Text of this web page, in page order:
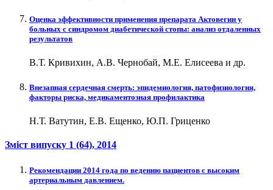
Оценка эффективности применения препарата Актовегин у
больных с синдромом диабетической стопы: анализ отдаленных
результатов
В.Т. Кривихин, А.В. Чернобай, М.Е. Елисеева и др.
Внезапная сердечная смерть: эпидемиология, патофизиология,
факторы риска, медикаментозная профилактика
Н.Т. Ватутин, Е.В. Ещенко, Ю.П. Гриценко
Зміст випуску 1 (64), 2014
Рекомендации 2014 года по ведению пациентов с высоким
артериальным давлением.